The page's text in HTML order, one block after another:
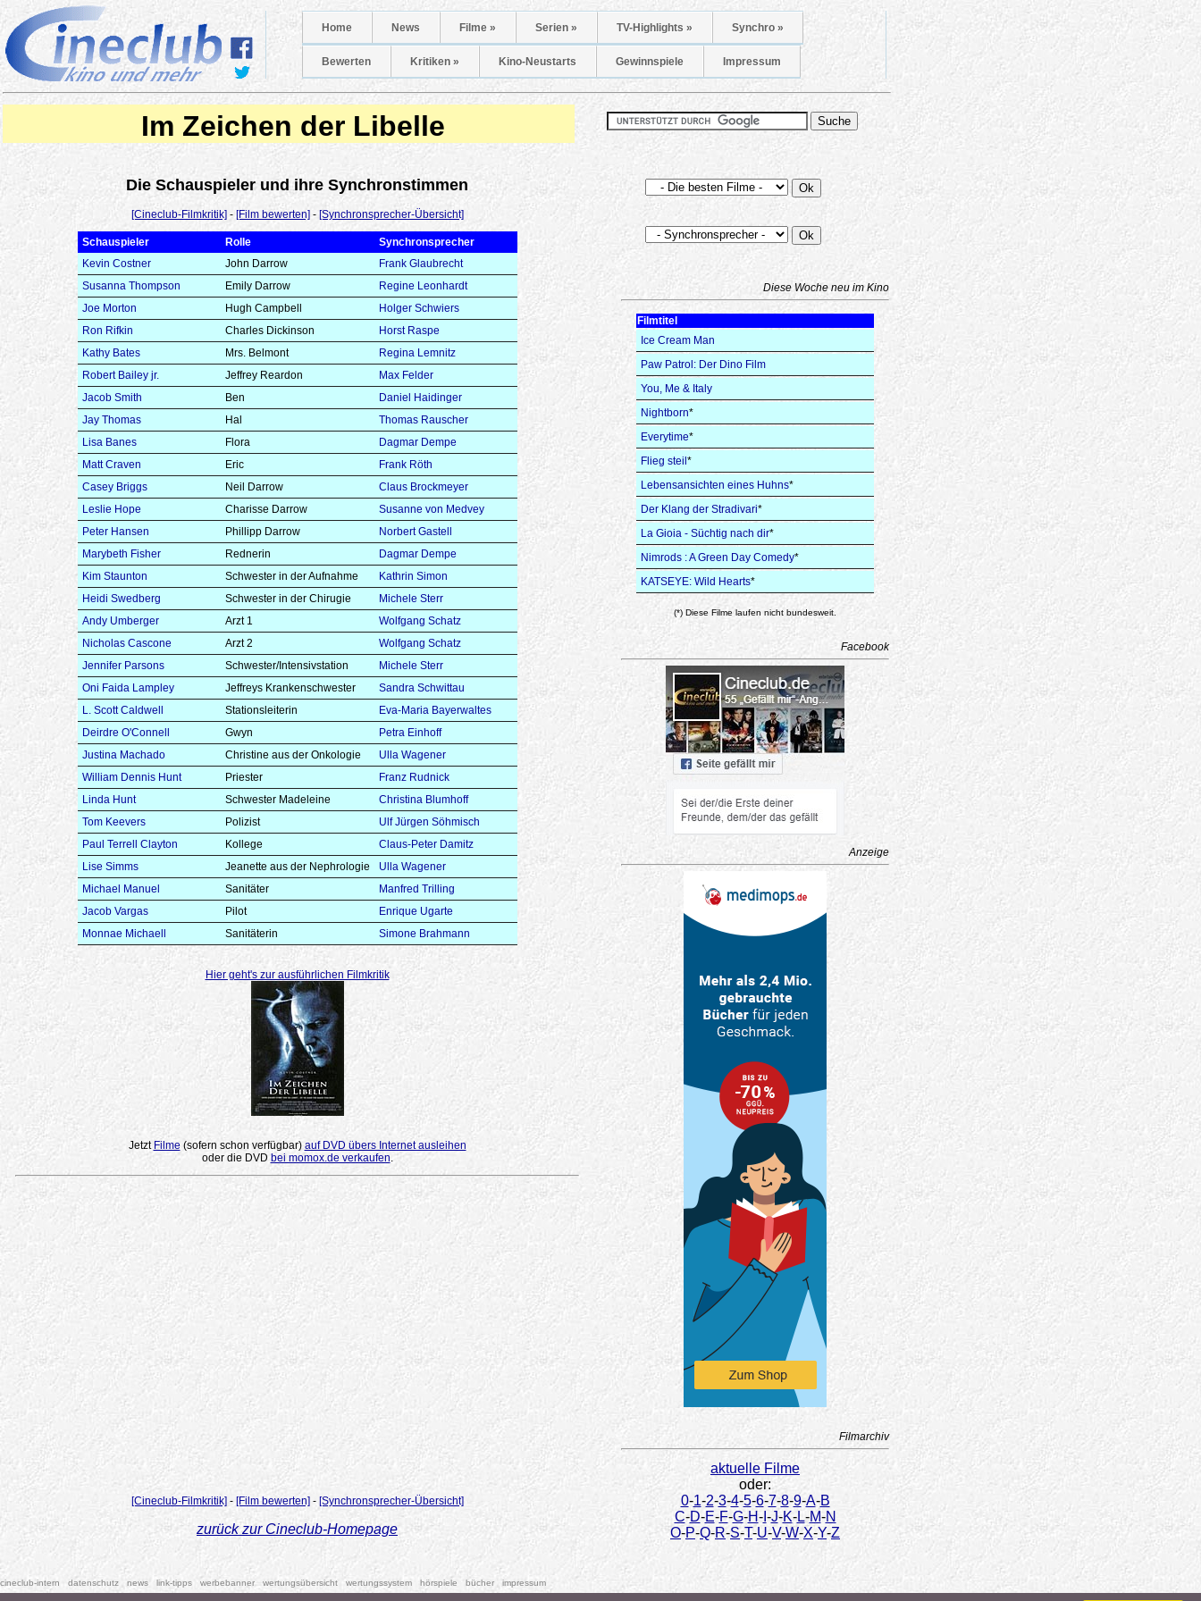
Home News Filme » Serien » TV-Highlights » Synchro »
Bewerten Kritiken » Kino-Neustarts Gewinnspiele Impressum
Im Zeichen der Libelle
Die Schauspieler und ihre Synchronstimmen
[Cineclub-Filmkritik] - [Film bewerten] - [Synchronsprecher-Übersicht]
Schauspieler Rolle
Synchronsprecher
Kevin Costner
John Darrow
Frank Glaubrecht
Susanna Thompson
Emily Darrow
Regine Leonhardt
Joe Morton
Hugh Campbell
Holger Schwiers
Ron Rifkin
Charles Dickinson
Horst Raspe
Kathy Bates
Mrs. Belmont
Regina Lemnitz
Robert Bailey jr.
Jeffrey Reardon
Max Felder
Jacob Smith
Ben
Daniel Haidinger
Jay Thomas
Hal
Thomas Rauscher
Lisa Banes
Flora
Dagmar Dempe
Matt Craven
Eric
Frank Röth
Casey Briggs
Neil Darrow
Claus Brockmeyer
Leslie Hope
Charisse Darrow
Susanne von Medvey
Peter Hansen
Phillipp Darrow
Norbert Gastell
Marybeth Fisher
Rednerin
Dagmar Dempe
Kim Staunton
Schwester in der Aufnahme
Kathrin Simon
Heidi Swedberg
Schwester in der Chirugie
Michele Sterr
Andy Umberger
Arzt 1
Wolfgang Schatz
Nicholas Cascone
Arzt 2
Wolfgang Schatz
Jennifer Parsons
Schwester/Intensivstation
Michele Sterr
Oni Faida Lampley
Jeffreys Krankenschwester
Sandra Schwittau
L. Scott Caldwell
Stationsleiterin
Eva-Maria Bayerwaltes
Deirdre O'Connell
Gwyn
Petra Einhoff
Justina Machado
Christine aus der Onkologie
Ulla Wagener
William Dennis Hunt
Priester
Franz Rudnick
Linda Hunt
Schwester Madeleine
Christina Blumhoff
Tom Keevers
Polizist
Ulf Jürgen Söhmisch
Paul Terrell Clayton
Kollege
Claus-Peter Damitz
Lise Simms
Jeanette aus der Nephrologie
Ulla Wagener
Michael Manuel
Sanitäter
Manfred Trilling
Jacob Vargas
Pilot
Enrique Ugarte
Monnae Michaell
Sanitäterin Simone Brahmann
Hier geht's zur ausführlichen Filmkritik
Jetzt Filme(sofern schon verfügbar) auf DVD übers Internet ausleihen
oder die DVD bei momox.de verkaufen.
[Cineclub-Filmkritik] - [Film bewerten] - [Synchronsprecher-Übersicht]
zurück zur Cineclub-Homepage
Diese Woche neu im Kino
Filmtitel
Ice Cream Man
Paw Patrol: Der Dino Film
You, Me & Italy
Nightborn*
Everytime*
Flieg steil *
Lebensansichten eines Huhns*
Der Klang der Stradivari*
La Gioia - Süchtig nach dir*
Nimrods : A Green Day Comedy*
KATSEYE: Wild Hearts*
(*) Diese Filme laufen nicht bundesweit.
Facebook
Anzeige
Filmarchiv
aktuelle Filme
oder:
0-1-2-3-4-5-6-7-8-9-A-B
C-D-E-F-G-H-I -J-K-L-M-N
O-P-Q-R-S-T-U-V-W-X-Y-Z
cineclub-intern datenschutz news link-tipps werbebanner wertungsübersicht wertungssystem hörspiele bücher impressum